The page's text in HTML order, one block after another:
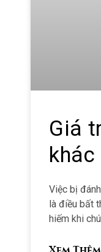
Giá
Việc bị
là điều bất
hiếm khi